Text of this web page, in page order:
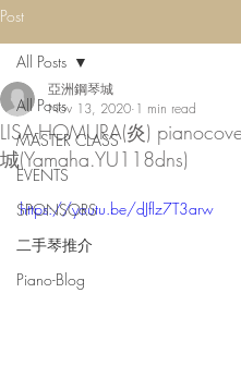
Post
All Posts
MASTER CLASS
EVENTS
SPONSORS
二手琴推介
Piano-Blog
All Posts
LISA-HOMURA(炎)
城(Yamaha.YU118dns)
亞洲鋼琴城
Nov 13, 2020 1 min read
https://youtu.be/dJflz7T3arw